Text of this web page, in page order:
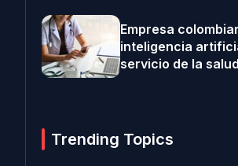
Empresa
inteligencia
servicio de la salud
Trending Topics